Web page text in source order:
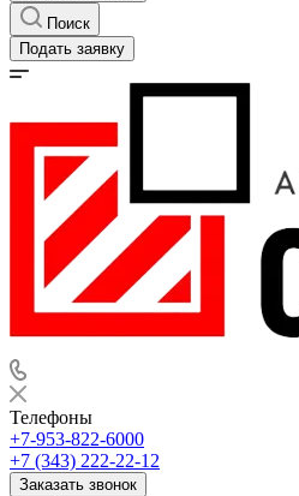
Поиск
Подать заявку
Телефоны
+7-953-822-6000
+7 (343) 222-22-12
Заказать звонок